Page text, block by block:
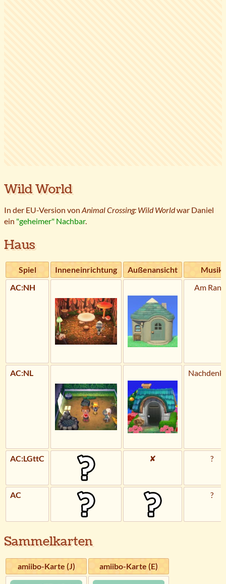
Wild World
In der EU-Version von Animal Crossing: Wild Worldwar Daniel
ein "geheimer" Nachbar.
Haus
Spiel Inneneinrichtung Außenansicht
Musik
AC:NH
Am
AC:NL
AC:LGttC ✘ ?
AC ?
Sammelkarten
amiibo-Karte (J) amiibo-Karte (E)